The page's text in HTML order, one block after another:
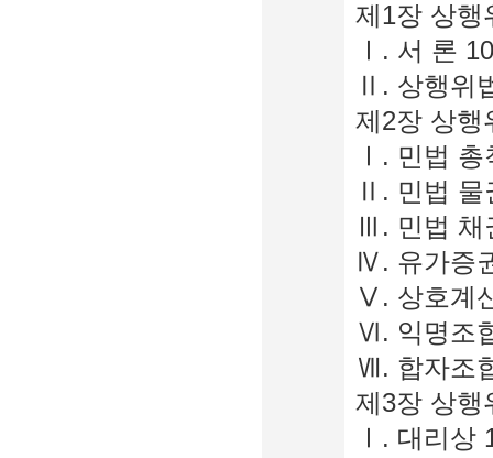
제1장 상행
Ⅰ. 서 론
Ⅱ. 상행위
제2장 상행
Ⅰ. 민법 총
Ⅱ. 민법 물
Ⅲ. 민법 채
Ⅳ. 유가증
Ⅴ. 상호계
Ⅵ. 익명조
Ⅶ. 합자조
제3장 상행
Ⅰ. 대리상